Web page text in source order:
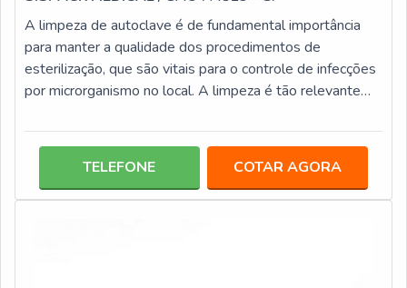
A limpeza de autoclave é de fundamental importância
para manter a qualidade dos procedimentos de
esterilização, que são vitais para o controle de infecções
por microrganismo no local. A limpeza é tão relevante
dela que o mesmo fique livre de agentes nocivos, que
simples, no qual basta o emprego de alguns elementos,
entre eles: Esponjas macias; Pano; Detergentes neutros
TELEFONE COTAR AGORA